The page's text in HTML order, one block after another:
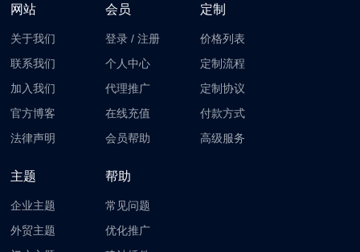
网站
关于我们
联系我们
加入我们
官方博客
法律声明
会员
登录 /注册
个人中心
代理推广
在线充值
会员帮助
定制
价格列表
定制流程
定制协议
付款方式
高级服务
主题
企业主题
外贸主题
帮助
常见问题
优化推广